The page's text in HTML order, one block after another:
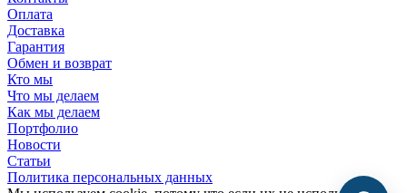
Оплата
Доставка
Гарантия
Обмен и возврат
Кто мы
Что мы делаем
Как мы делаем
Портфолио
Новости
Статьи
Политика персональных данных